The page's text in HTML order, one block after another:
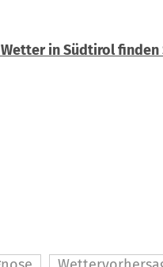
in Südtirol finden